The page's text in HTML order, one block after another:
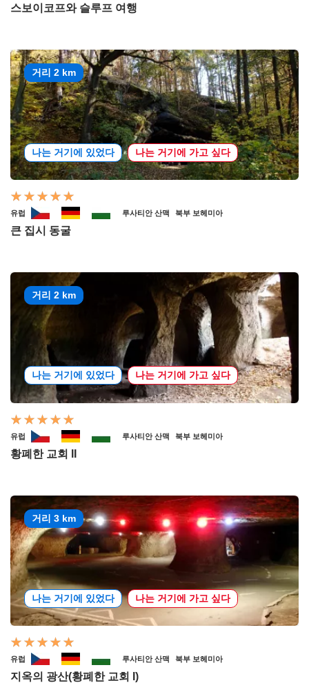
스보이코프와 슬루프 여행
거리 2 km
나는 거기에 있었다 나는 거기에 가고 싶다
유럽 루사티안 산맥 북부 보헤미아
큰 집시 동굴
거리 2 km
나는 거기에 있었다 나는 거기에 가고 싶다
유럽 루사티안 산맥 북부 보헤미아
황폐한 교회 II
거리 3 km
나는 거기에 있었다 나는 거기에 가고 싶다
유럽 루사티안 산맥 북부 보헤미아
지옥의 광산(황폐한 교회 I)